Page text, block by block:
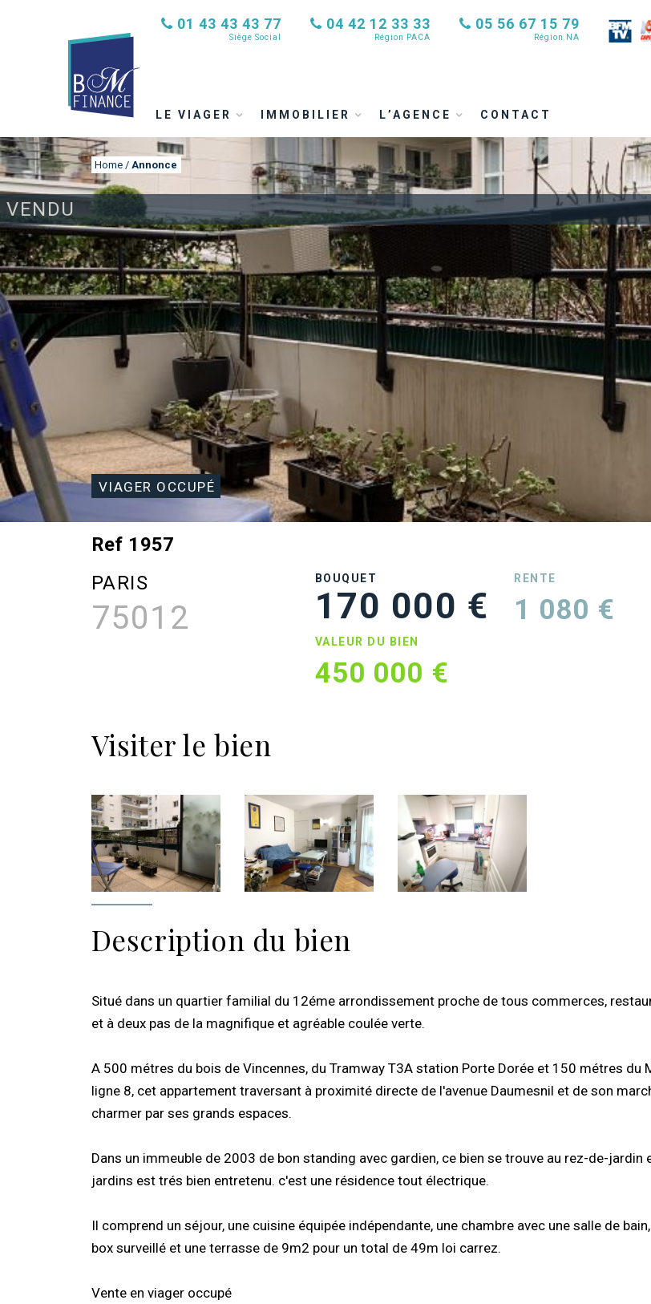
01 43 43 43 77
Siège Social
04 42 12 33 33
Région PACA
05 56 67 15 79
Région NA
LE VIAGER IMMOBILIER L’AGENCE CONTACT
VENDU
Home / Annonce
ANNONCE
VIAGER OCCUPÉ
Ref 1957
PARIS
75012
BOUQUET
170 000 €
RENTE
1 080 €
VALEUR DU BIEN
450 000 €
Visiter le bien
Description du bien
Situé dans un quartier familial du 12éme arrondissement proche de tous commerces,
et à deux pas de la magnifique et agréable coulée verte.
A 500 métres du bois de Vincennes, du Tramway T3A station Porte Dorée et 150 métres du
ligne 8, cet appartement traversant à proximité directe de l'avenue Daumesnil et de son
charmer par ses grands espaces.
Dans un immeuble de 2003 de bon standing avec gardien, ce bien se trouve au rez-de-jardin
jardins est trés bien entretenu. c'est une résidence tout électrique.
Il comprend un séjour, une cuisine équipée indépendante, une chambre avec une salle de
box surveillé et une terrasse de 9m2 pour un total de 49m loi carrez.
Vente en viager occupé